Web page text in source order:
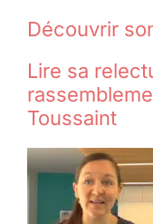
Découvrir
Lire sa
Toussaint